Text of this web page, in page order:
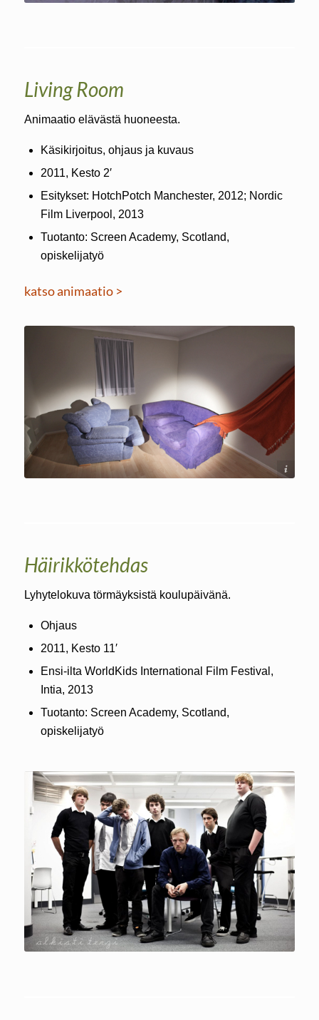
Living Room
Animaatio elävästä huoneesta.
Käsikirjoitus, ohjaus ja kuvaus
2011, Kesto 2′
Esitykset: HotchPotch Manchester, 2012; Nordic
Film Liverpool, 2013
Tuotanto: Screen Academy, Scotland,
opiskelijatyö
katso animaatio >
Soile Mottisenkangas
Häirikkötehdas
Lyhytelokuva törmäyksistä koulupäivänä.
Ohjaus
2011, Kesto 11′
Ensi-ilta WorldKids International Film Festival,
Intia, 2013
Tuotanto: Screen Academy, Scotland,
opiskelijatyö